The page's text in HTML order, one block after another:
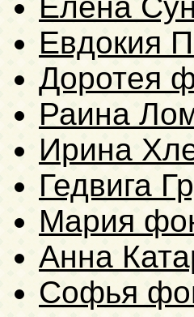
Евдокия
Доротея
Раина
Ирина
Гедвига
Мария
Анна
Софья